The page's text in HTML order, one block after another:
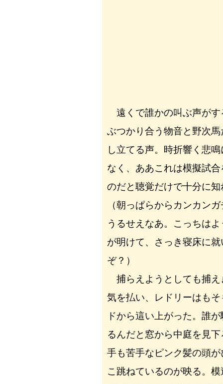
遠くで誰かの叫ぶ声がす
ぶつかり合う物音と野次
し立てる声。時折響く悲
なく、ああこれは模擬試
のだと聴覚だけで十分に知
（朝っぱらからカンカン
うるせえなあ。こっちは
が明けて、さっき寝床に
ぞ？）
捕らえようとしても捕え
気を払い、レドリーはも
ドから這い上がった。誰
るんだと窓から中庭を見
手も苦手なピンク髪の頭
こ跳ねているのが映る。